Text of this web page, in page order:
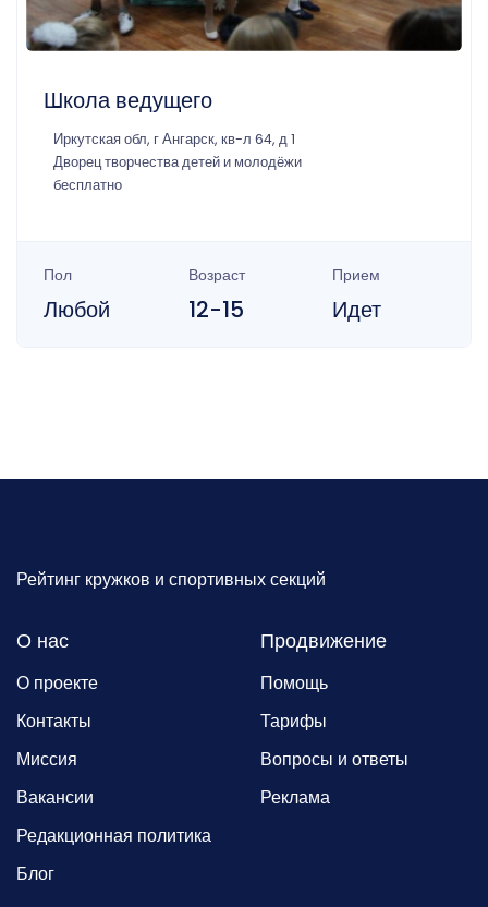
Школа ведущего
Иркутская обл, г Ангарск, кв-л 64, д 1
Дворец творчества детей и молодёжи
бесплатно
Пол
Любой
Возраст
12-15
Прием
Идет
Рейтинг кружков и спортивных секций
О нас
О проекте
Контакты
Миссия
Вакансии
Редакционная политика
Блог
Продвижение
Помощь
Тарифы
Вопросы и ответы
Реклама